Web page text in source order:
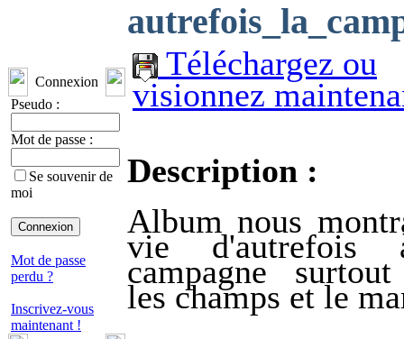
Connexion
Pseudo :
Mot de passe :
Se souvenir de
moi
Mot de passe
perdu ?
Inscrivez-vous
maintenant !
Téléchargez ou
visionnez
Description :
Album nous
vie
campagne
les champs et le